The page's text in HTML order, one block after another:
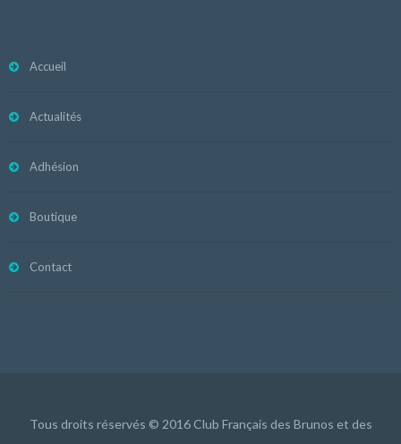
Accueil
Actualités
Adhésion
Boutique
Contact
Tous droits réservés © 2016 Club Français des Brunos et des